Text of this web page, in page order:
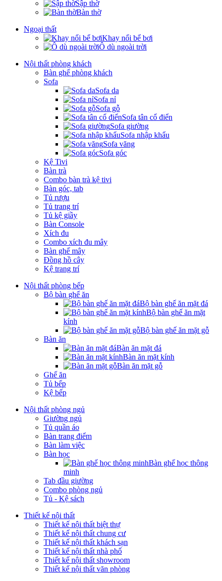
Sập thờ
Bàn thờ
Ngoại thất
Khay nổi bể bơi
Ô dù ngoài trời
Nội thất phòng khách
Bàn ghế phòng khách
Sofa
Sofa da
Sofa nỉ
Sofa gỗ
Sofa tân cổ điển
Sofa giường
Sofa nhập khẩu
Sofa văng
Sofa góc
Kệ Tivi
Bàn trà
Combo bàn trà kệ tivi
Bàn góc, tab
Tủ rượu
Tủ trang trí
Tủ kệ giầy
Bàn Console
Xích đu
Combo xích đu mây
Bàn ghế mây
Đồng hồ cây
Kệ trang trí
Nội thất phòng bếp
Bộ bàn ghế ăn
Bộ bàn ghế ăn mặt đá
Bộ bàn ghế ăn mặt
kính
Bộ bàn ghế ăn mặt gỗ
Bàn ăn
Bàn ăn mặt đá
Bàn ăn mặt kính
Bàn ăn mặt gỗ
Ghế ăn
Tủ bếp
Kệ bếp
Nội thất phòng ngủ
Giường ngủ
Tủ quần áo
Bàn trang điểm
Bàn làm việc
Bàn học
Bàn ghế học thông
minh
Tab đầu giường
Combo phòng ngủ
Tủ - Kệ sách
Thiết kế nội thất
Thiết kế nội thất biệt thự
Thiết kế nội thất chung cư
Thiết kế nội thất khách sạn
Thiết kế nội thất nhà phố
Thiết kế nội thất showroom
Thiết kế nội thất văn phòng